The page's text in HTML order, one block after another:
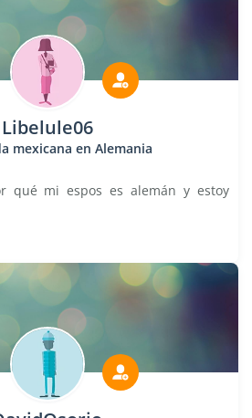
Libelule06
mexicana en Alemania
qué mi espos es alemán y estoy